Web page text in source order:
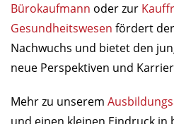
Bürokaufmann oder zur
Gesundheitswesen fördert
Nachwuchs und bietet den
neue Perspektiven und
Mehr zu unserem